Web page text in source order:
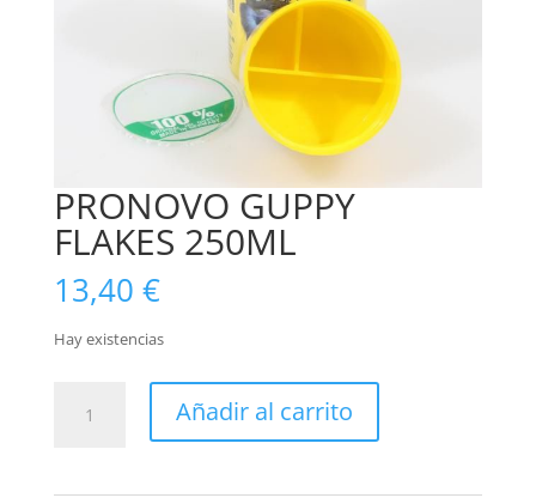
PRONOVO GUPPY
FLAKES 250ML
13,40 €
Hay existencias
GUPPY
Añadir al carrito